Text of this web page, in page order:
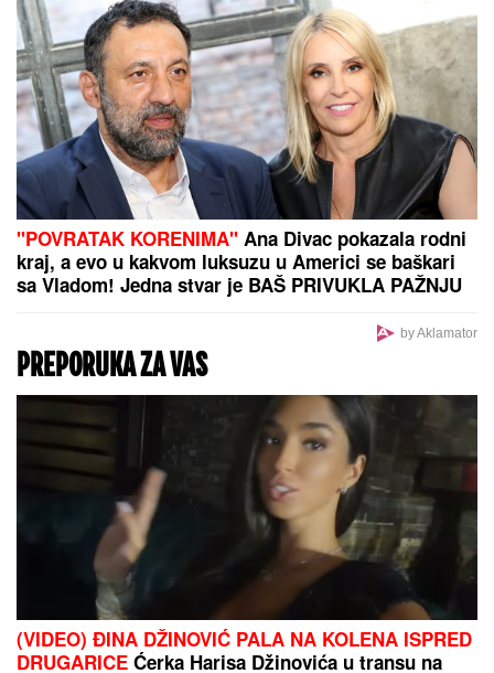
"JA SAM TO SMISLILA!"
tvrdi da je on napisao pesmu
"Beograd", Ceca posle 30 godina
otkrila istinu: "Nudila sam je Marini"